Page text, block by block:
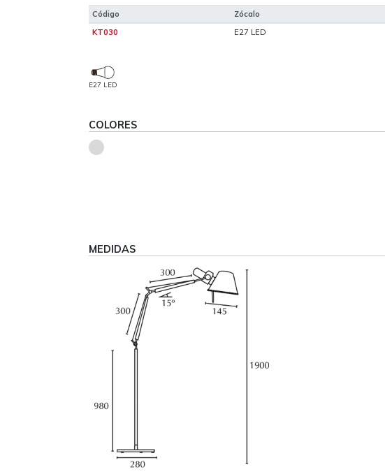
Código
Zócalo
KT030
E27 LED
E27 LED
COLORES
MEDIDAS